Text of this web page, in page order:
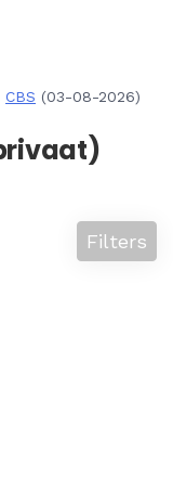
CBS (03-08-2026)
Filters